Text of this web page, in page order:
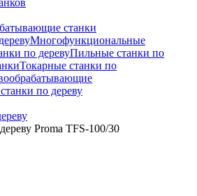
станки
Многофункциональные
по деревуПильные станки по
Токарные станки по
по дереву
Proma TFS-100/30